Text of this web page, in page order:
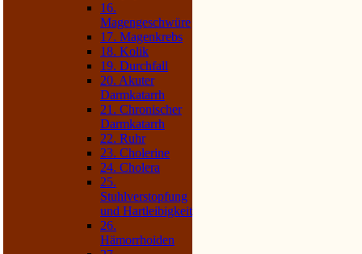
16.
Magengeschwüre
17. Magenkrebs
18. Kolik
19. Durchfall
20. Akuter
Darmkatarrh
21. Chronischer
Darmkatarrh
22. Ruhr
23. Cholerine
24. Cholera
25.
Stuhlverstopfung
und Hart­leibigkeit
26.
Hämorrhoiden